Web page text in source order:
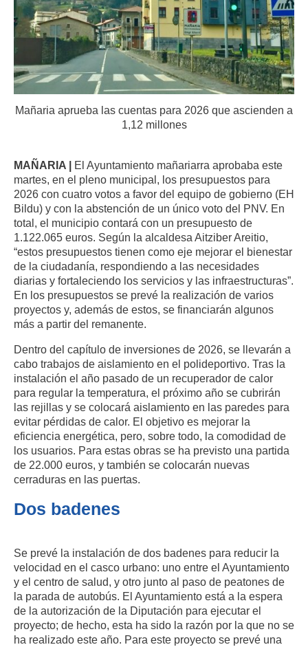
Mañaria aprueba las cuentas para 2026 que ascienden a
1,12 millones
MAÑARIA | El Ayuntamiento mañariarra aprobaba este
martes, en el pleno municipal, los presupuestos para
2026 con cuatro votos a favor del equipo de gobierno (EH
Bildu) y con la abstención de un único voto del PNV. En
total, el municipio contará con un presupuesto de
1.122.065 euros. Según la alcaldesa Aitziber Areitio,
“estos presupuestos tienen como eje mejorar el bienestar
de la ciudadanía, respondiendo a las necesidades
diarias y fortaleciendo los servicios y las infraestructuras”.
En los presupuestos se prevé la realización de varios
proyectos y, además de estos, se financiarán algunos
más a partir del remanente.
Dentro del capítulo de inversiones de 2026, se llevarán a
cabo trabajos de aislamiento en el polideportivo. Tras la
instalación el año pasado de un recuperador de calor
para regular la temperatura, el próximo año se cubrirán
las rejillas y se colocará aislamiento en las paredes para
evitar pérdidas de calor. El objetivo es mejorar la
eficiencia energética, pero, sobre todo, la comodidad de
los usuarios. Para estas obras se ha previsto una partida
de 22.000 euros, y también se colocarán nuevas
cerraduras en las puertas.
Dos badenes
Se prevé la instalación de dos badenes para reducir la
velocidad en el casco urbano: uno entre el Ayuntamiento
y el centro de salud, y otro junto al paso de peatones de
la parada de autobús. El Ayuntamiento está a la espera
de la autorización de la Diputación para ejecutar el
proyecto; de hecho, esta ha sido la razón por la que no se
ha realizado este año. Para este proyecto se prevé una